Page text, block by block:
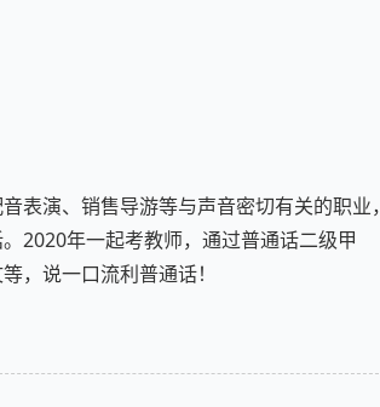
表演、销售导游等与声音密切有关的职业，
2020年一起考教师，通过普通话二级甲
，说一口流利普通话！